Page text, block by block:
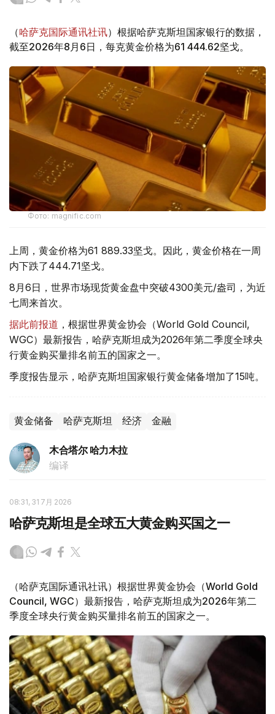
（哈萨克国际通讯社讯）根据哈萨克斯坦国家银行的数据，
截至2026年8月6日，每克黄金价格为61 444.62坚戈。
Фото: magnific.com
上周，黄金价格为61 889.33坚戈。因此，黄金价格在一周
内下跌了444.71坚戈。
8月6日，世界市场现货黄金盘中突破4300美元/盎司，为近
七周来首次。
据此前报道 ，根据世界黄金协会（World Gold Council,
WGC）最新报告，哈萨克斯坦成为2026年第二季度全球央
行黄金购买量排名前五的国家之一。
季度报告显示，哈萨克斯坦国家银行黄金储备增加了15吨。
黄金储备 哈萨克斯坦 经济 金融
木合塔尔 哈力木拉
编译
08:31, 31 7月 2026
哈萨克斯坦是全球五大黄金购买国之一
（哈萨克国际通讯社讯）根据世界黄金协会（World Gold
Council, WGC）最新报告，哈萨克斯坦成为2026年第二
季度全球央行黄金购买量排名前五的国家之一。